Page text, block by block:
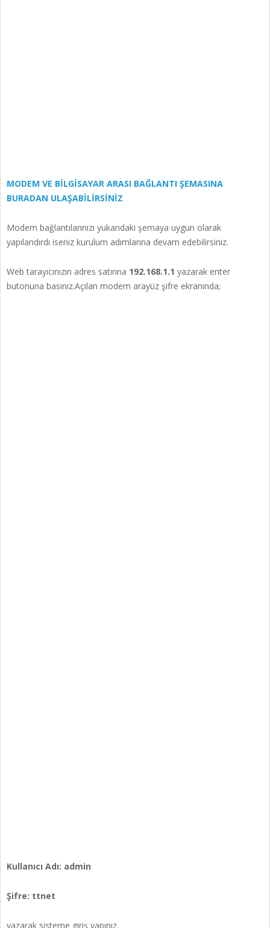
MODEM VE BİLGİSAYAR ARASI BAĞLANTI ŞEMASINA
BURADAN ULAŞABİLİRSİNİZ
Modem bağlantılarınızı yukarıdaki şemaya uygun olarak
yapılandırdı iseniz kurulum adımlarına devam edebilirsiniz.
Web tarayıcınızın adres satırına 192.168.1.1 yazarak enter
butonuna basınız.Açılan modem arayüz şifre ekranında;
Kullanıcı Adı: admin
Şifre: ttnet
yazarak sisteme giriş yapınız.